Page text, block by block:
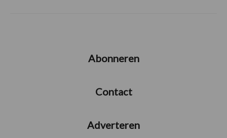
Abonneren
Contact
Adverteren